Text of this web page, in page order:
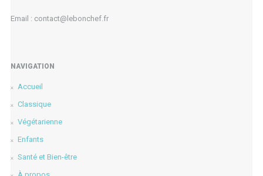
Email : contact@lebonchef.fr
NAVIGATION
Accueil
Classique
Végétarienne
Enfants
Santé et Bien-être